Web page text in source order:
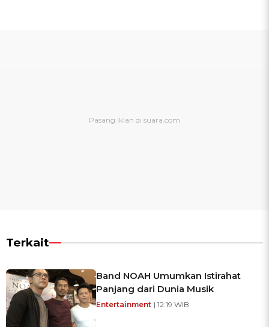
Terkait
Band NOAH Umumkan Istirahat
Panjang dari Dunia Musik
Entertainment | 12:19 WIB